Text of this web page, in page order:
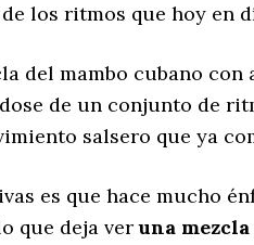
los ritmos que hoy en
del mambo cubano
de un conjunto de
salsero que ya
es que hace mucho
que deja veruna